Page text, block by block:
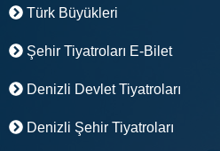
Türk Büyükleri
Şehir Tiyatroları E-Bilet
Denizli Devlet Tiyatroları
Denizli Şehir Tiyatroları